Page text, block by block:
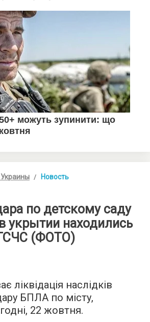
Новость
по детскому саду
укрытии находились
(ФОТО)
ліквідація наслідків
БПЛА по місту,
22 жовтня.